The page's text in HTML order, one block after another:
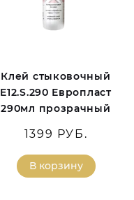
Клей стыковочный
E12.S.290 Европласт
290мл прозрачный
1399 РУБ.
В корзину